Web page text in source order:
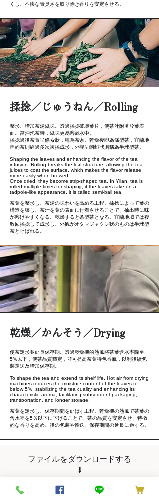
くし、不快な青臭さを取り除き香りを安定させる。
揉捻／じゅうねん／Rolling
整形、增加茶湯滋味。透過揉捻破壞葉片，使茶汁附著於葉表
面。當沖泡茶時，滋味更易溶於水中。
揉捻過後茶菁呈條索狀，稱為茶索。乾燥後即為條型茶，宜蘭地
區的茶則經過多次複揉成形，外觀呈蝌蚪狀則稱為半球型茶。
Shaping the leaves and enhancing the flavor of the tea
infusion. Rolling breaks the leaf structure, allowing the tea
juices to coat the surface, which makes the flavor release
more easily when brewed.
Once dried, they become strip-shaped tea. In Yilan, tea is
rolled multiple times for shaping; if the leaves take on a
tadpole-like appearance, it is called semi-ball tea.
茶葉を整形し、茶湯の味わいを高める工程。揉捻によって葉の
構造を壊し、茶汁を葉の表面に付着させることで、抽出時に味
が溶けやすくなる。乾燥すると条型茶となる。宜蘭地域では複
数回揉捻して成形し、外観がオタマジャクシ状のものは半球型
茶と呼ばれる。
乾燥／かんそう／Drying
使茶定形並延長保存期。透過乾燥機的熱風將茶葉含水率降至
5%以下，使茶品質穩定，並可提高茶葉特色香氣，以利後續包
裝運送及增加保存期。
To shape the tea and extend its shelf life. Hot air from drying
machines reduces the moisture content of the leaves to
below 5%, stabilizing the tea quality and enhancing its
characteristic aroma, facilitating subsequent packaging,
transportation, and longer storage.
茶葉を定形し、保存期間を延ばす工程。乾燥機の熱風で茶葉の
含水率を5％以下に下げることで、茶の品質を安定させ、特徴
的な香りを高め、後の包装や輸送、保存期間の延長に適する。
ファイルをダウンロードする
⬇︎